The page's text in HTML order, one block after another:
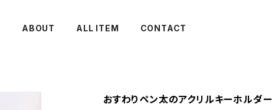
ABOUT ALL ITEM CONTACT
おすわりペン太のアクリルキーホルダー